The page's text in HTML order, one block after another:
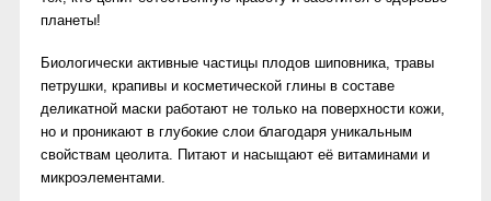
планеты!
Биологически активные частицы плодов шиповника, травы
петрушки, крапивы и косметической глины в составе
деликатной маски работают не только на поверхности кожи,
но и проникают в глубокие слои благодаря уникальным
свойствам цеолита. Питают и насыщают её витаминами и
микроэлементами.